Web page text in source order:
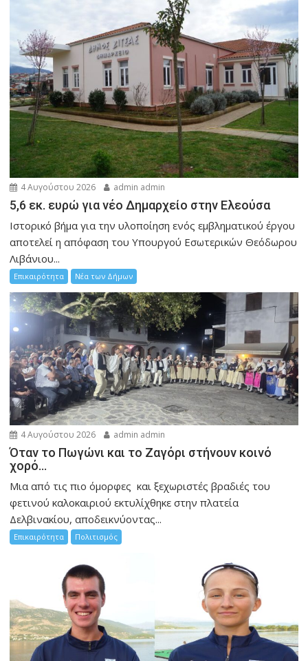
4 Αυγούστου 2026 admin admin
5,6 εκ. ευρώ για νέο Δημαρχείο στην Ελεούσα
Ιστορικό βήμα για την υλοποίηση ενός εμβληματικού έργου
αποτελεί η απόφαση του Υπουργού Εσωτερικών Θεόδωρου
Λιβάνιου...
Επικαιρότητα Νέα των Δήμων
4 Αυγούστου 2026 admin admin
Όταν το Πωγώνι και το Ζαγόρι στήνουν κοινό
χορό…
Μια από τις πιο όμορφες και ξεχωριστές βραδιές του
φετινού καλοκαιριού εκτυλίχθηκε στην πλατεία
Δελβινακίου, αποδεικνύοντας...
Επικαιρότητα Πολιτισμός